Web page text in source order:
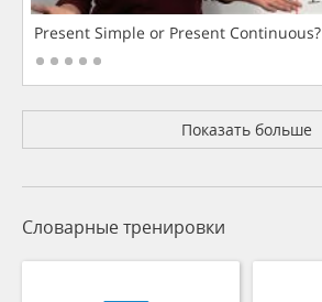
Present Simple or Present Continuous?
Показать больше
Словарные тренировки